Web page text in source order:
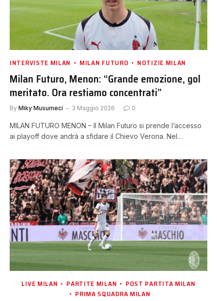
INTERVISTE MILAN MILAN FUTURO NOTIZIE MILAN
Milan Futuro, Menon: “Grande emozione, gol
meritato. Ora restiamo concentrati”
By Miky Musumeci 3 Maggio 2026 0
MILAN FUTURO MENON – Il Milan Futuro si prende l’accesso
ai playoff dove andrà a sfidare il Chievo Verona. Nel…
LIVE MILAN PARTITE MILAN
POST PARTITA MILAN
PRIMA SQUADRA MILAN